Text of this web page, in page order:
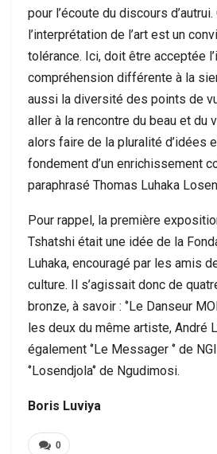
pour l’écoute du discours
l’interprétation de l’art est un
tolérance. Ici, doit être acceptée
compréhension différente à la
aussi la diversité des points de
aller à la rencontre du beau et du
alors faire de la pluralité d’idées
fondement d’un enrichissement
paraphrasé Thomas Luhaka
Pour rappel, la première
Tshatshi était une idée de la
Luhaka, encouragé par les amis
culture. Il s’agissait donc de
bronze, à savoir : ‘’Le Danseur
les deux du même artiste, André
également ‘’Le Messager ‘’ de
‘’Losendjola‘’ de Ngudimosi.
Boris Luviya
0